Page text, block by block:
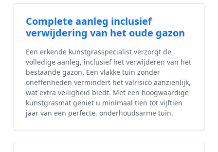
Complete aanleg inclusief
verwijdering van het oude gazon
Een erkende kunstgrasspecialist verzorgt de
volledige aanleg, inclusief het verwijderen van het
bestaande gazon. Een vlakke tuin zonder
oneffenheden vermindert het valrisico aanzienlijk,
wat extra veiligheid biedt. Met een hoogwaardige
kunstgrasmat geniet u minimaal tien tot vijftien
jaar van een perfecte, onderhoudsarme tuin.